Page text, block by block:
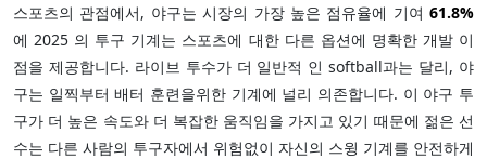
스포츠의 관점에서, 야구는 시장의 가장 높은 점유율에 기여 61.8%
에 2025 의 투구 기계는 스포츠에 대한 다른 옵션에 명확한 개발 이
점을 제공합니다. 라이브 투수가 더 일반적 인 softball과는 달리, 야
구는 일찍부터 배터 훈련을위한 기계에 널리 의존합니다. 이 야구 투
구가 더 높은 속도와 더 복잡한 움직임을 가지고 있기 때문에 젊은 선
수는 다른 사람의 투구자에서 위험없이 자신의 스윙 기계를 안전하게